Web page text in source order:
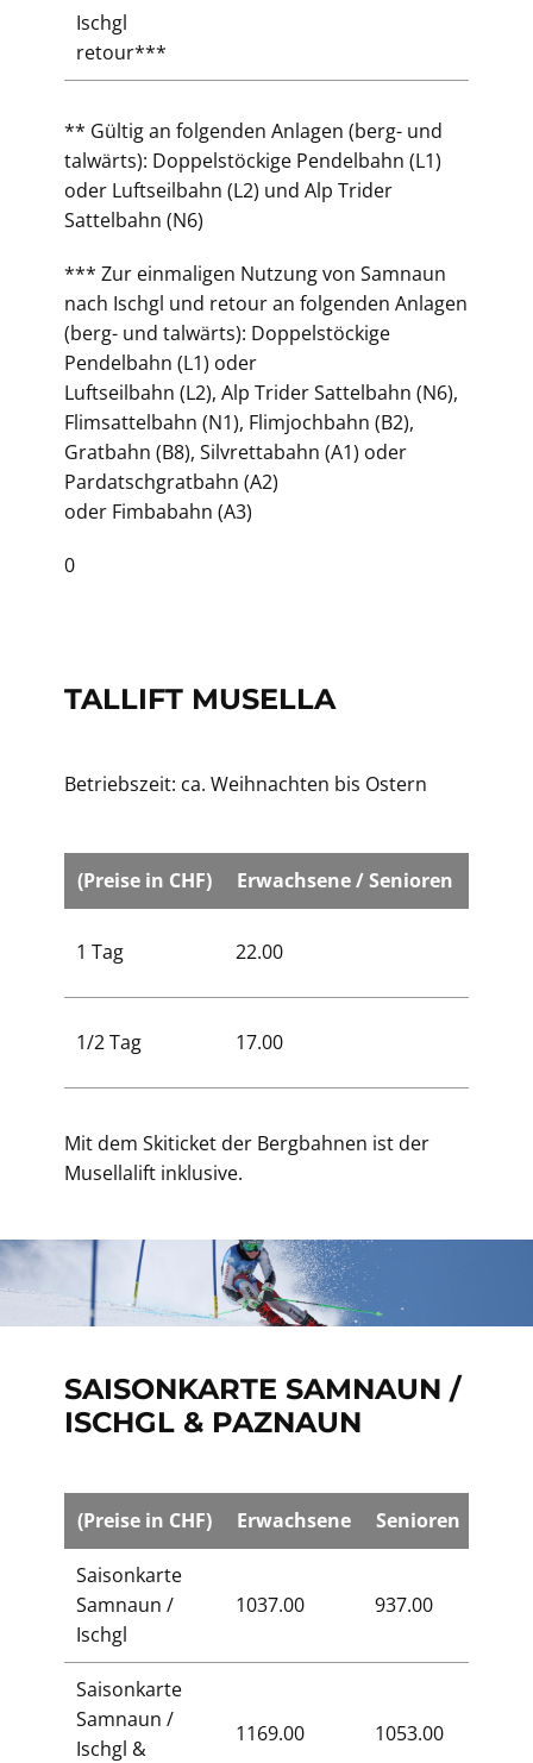
Ischgl
retour***
** Gültig an folgenden Anlagen (berg- und
talwärts): Doppelstöckige Pendelbahn (L1)
oder Luftseilbahn (L2) und Alp Trider
Sattelbahn (N6)
*** Zur einmaligen Nutzung von Samnaun
nach Ischgl und retour an folgenden Anlagen
(berg- und talwärts): Doppelstöckige
Pendelbahn (L1) oder
Luftseilbahn (L2), Alp Trider Sattelbahn (N6),
Flimsattelbahn (N1), Flimjochbahn (B2),
Gratbahn (B8), Silvrettabahn (A1) oder
Pardatschgratbahn (A2)
oder Fimbabahn (A3)
0
TALLIFT MUSELLA
Betriebszeit: ca. Weihnachten bis Ostern
(Preise in CHF) Erwachsene / Senioren
1 Tag 22.00
1/2 Tag 17.00
Mit dem Skiticket der Bergbahnen ist der
Musellalift inklusive.
SAISONKARTE SAMNAUN /
ISCHGL & PAZNAUN
(Preise in CHF) Erwachsene Senioren
Saisonkarte
Samnaun /
Ischgl
1037.00 937.00
Saisonkarte
Samnaun /
Ischgl &
1169.00 1053.00